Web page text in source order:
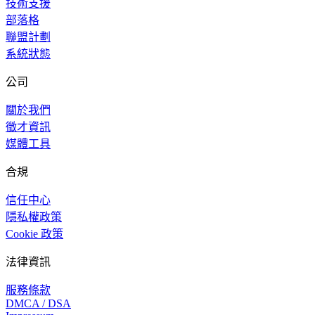
技術支援
部落格
聯盟計劃
系統狀態
公司
關於我們
徵才資訊
媒體工具
合規
信任中心
隱私權政策
Cookie 政策
法律資訊
服務條款
DMCA / DSA